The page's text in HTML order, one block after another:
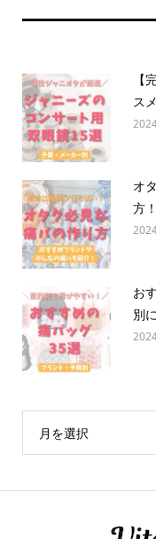
【
ス
オ
方
お
別
月を選択